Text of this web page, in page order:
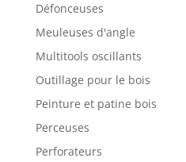
Défonceuses
Meuleuses d'angle
Multitools oscillants
Outillage pour le bois
Peinture et patine bois
Perceuses
Perforateurs